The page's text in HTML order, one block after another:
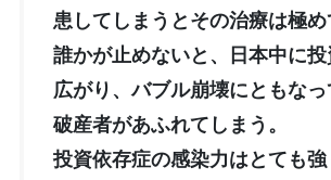
患してしまうとその治療は極め
誰かが止めないと、日本中に
広がり、バブル崩壊にともな
破産者があふれてしまう。
投資依存症の感染力はとても